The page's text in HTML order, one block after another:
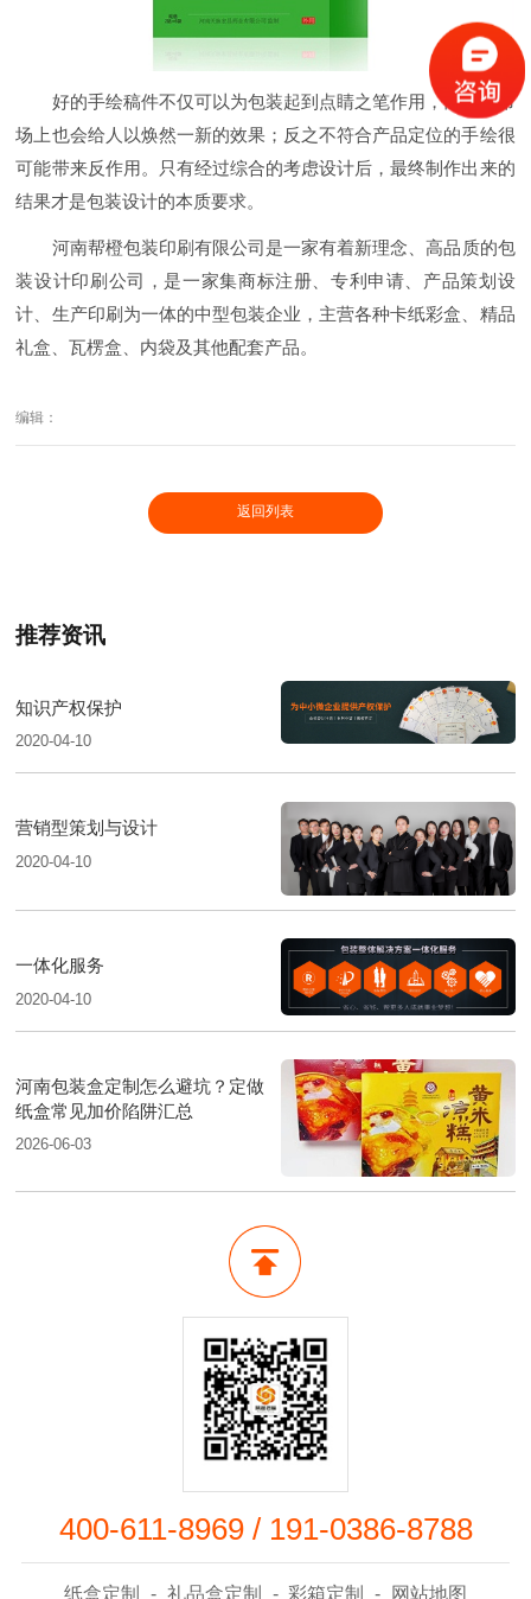
好的手绘稿件不仅可以为包装起到点睛之笔作用，而且在市
场上也会给人以焕然一新的效果；反之不符合产品定位的手绘很
可能带来反作用。只有经过综合的考虑设计后，最终制作出来的
结果才是包装设计的本质要求。
河南帮橙包装印刷有限公司是一家有着新理念、高品质的包
装设计印刷公司，是一家集商标注册、专利申请、产品策划设
计、生产印刷为一体的中型包装企业，主营各种卡纸彩盒、精品
礼盒、瓦楞盒、内袋及其他配套产品。
编辑：
返回列表
推荐资讯
知识产权保护
2020-04-10
营销型策划与设计
2020-04-10
一体化服务
2020-04-10
河南包装盒定制怎么避坑？定做
纸盒常见加价陷阱汇总
2026-06-03
400-611-8969/ 191-0386-8788
纸盒定制 - 礼品盒定制 - 彩箱定制 - 网站地图